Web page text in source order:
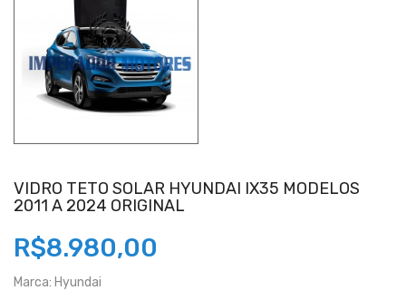
VIDRO TETO SOLAR HYUNDAI IX35 MODELOS
2011 A 2024 ORIGINAL
R$8.980,00
Marca: Hyundai